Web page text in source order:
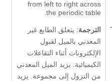
from left to right across
the periodic table.
الترجمة: يتعلق الطابع غير
المعدني بالميل لقبول
الإلكترونات أثناء التفاعلات
الكيميائية. يزيد الميل المعدني
من النزول إلى مجموعة. يزيد